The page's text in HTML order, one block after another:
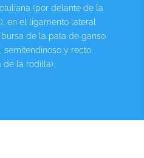
(por delante de la
en el ligamento lateral
de la pata de ganso
semitendinoso y recto
de la rodilla).